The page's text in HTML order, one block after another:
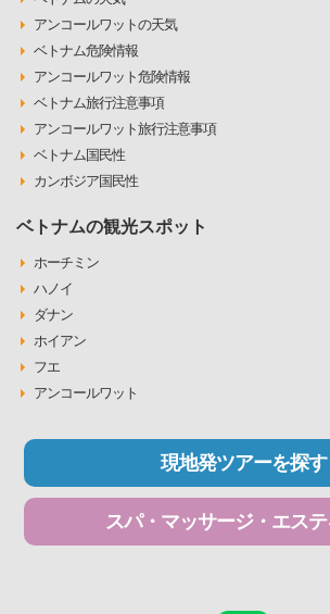
アンコールワットの天気
ベトナム危険情報
アンコールワット危険情報
ベトナム旅行注意事項
アンコールワット旅行注意事項
ベトナム国民性
カンボジア国民性
ベトナムの観光スポット
ホーチミン
ハノイ
ダナン
ホイアン
フエ
アンコールワット
現地発ツアーを探す
スパ・マッサージ・エス